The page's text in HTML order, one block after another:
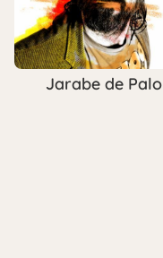
Jarabe de Palo